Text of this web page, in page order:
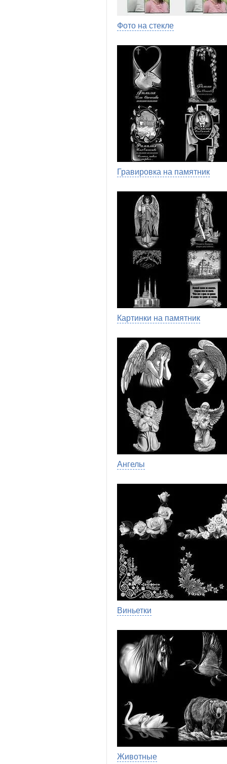
Фото на стекле
Гравировка на памятник
Картинки на памятник
Ангелы
Виньетки
Животные